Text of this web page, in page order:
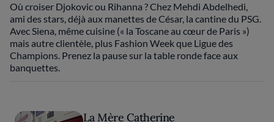
Où croiser Djokovic ou Rihanna ? Chez Mehdi Abdelhedi,
ami des stars, déjà aux manettes de César, la cantine du PSG.
Avec Siena, même cuisine (« la Toscane au cœur de Paris »)
mais autre clientèle, plus Fashion Week que Ligue des
Champions. Prenez la pause sur la table ronde face aux
banquettes.
La Mère Catherine